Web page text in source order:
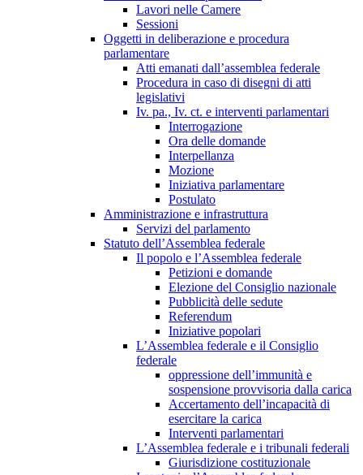
Lavori nelle Camere
Sessioni
Oggetti in deliberazione e procedura
parlamentare
Atti emanati dall’assemblea federale
Procedura in caso di disegni di atti
legislativi
Iv. pa., Iv. ct. e interventi parlamentari
Interrogazione
Ora delle domande
Interpellanza
Mozione
Iniziativa parlamentare
Postulato
Amministrazione e infrastruttura
Servizi del parlamento
Statuto dell’Assemblea federale
Il popolo e l’Assemblea federale
Petizioni e domande
Elezione del Consiglio nazionale
Pubblicità delle sedute
Referendum
Iniziative popolari
L’Assemblea federale e il Consiglio
federale
oppressione dell’immunità e
sospensione provvisoria dalla carica
Accertamento dell’incapacità di
esercitare la carica
Interventi parlamentari
L’Assemblea federale e i tribunali federali
Giurisdizione costituzionale